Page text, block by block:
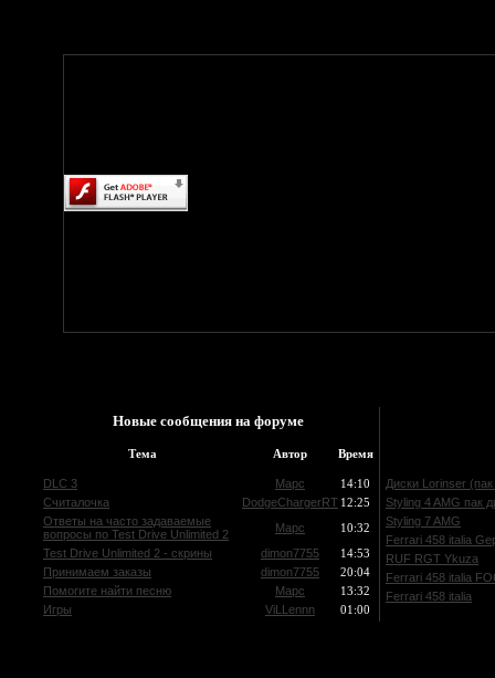
Новые сообщения на форуме
Тема Автор Время
DLC 3 Mapc
14:10
Считалочка
DodgeChargerRT 12:25
Ответы на часто задаваемые
вопросы по Test Drive Unlimited 2
Mapc
10:32
Test Drive Unlimited 2 - скрины
dimon7755
14:53
Принимаем заказы
dimon7755
20:04
Помогите найти песню
Mapc
13:32
Игры
ViLLennn 01:00
Диски Lorinser
Styling 4 AMG пак
Styling 7 AMG
Ferrari 458 italia
RUF RGT Ykuza
Ferrari 458 italia
Ferrari 458 italia